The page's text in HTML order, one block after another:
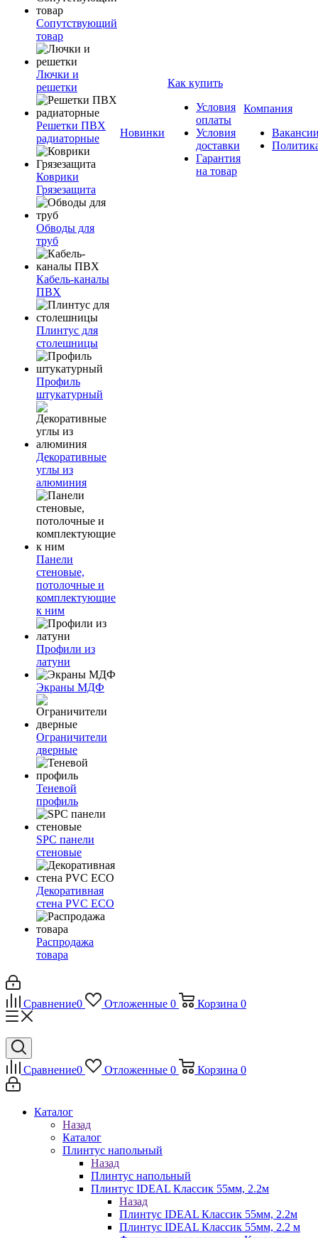
Сопутствующий
товар
Лючки и
решетки
Решетки ПВХ
радиаторные
Коврики
Грязезащита
Обводы для
труб
Кабель-каналы
ПВХ
Плинтус для
столешницы
Профиль
штукатурный
Декоративные
углы из
алюминия
Панели
стеновые,
потолочные и
комплектующие
к ним
Профили из
латуни
Экраны МДФ
Ограничители
дверные
Теневой
профиль
SPC панели
стеновые
Декоративная
стена PVC ECO
Распродажа
товара
Новинки
Как купить
Условия
оплаты
Условия
доставки
Гарантия
на товар
Компания
Сравнение0 Отложенные 0 Корзина 0
Сравнение0 Отложенные 0 Корзина 0
Каталог
Назад
Каталог
Плинтус напольный
Назад
Плинтус напольный
Плинтус IDEAL Классик 55мм, 2.2м
Назад
Плинтус IDEAL Классик 55мм, 2.2м
Плинтус IDEAL Классик 55мм, 2.2 м